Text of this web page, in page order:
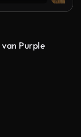
Purple